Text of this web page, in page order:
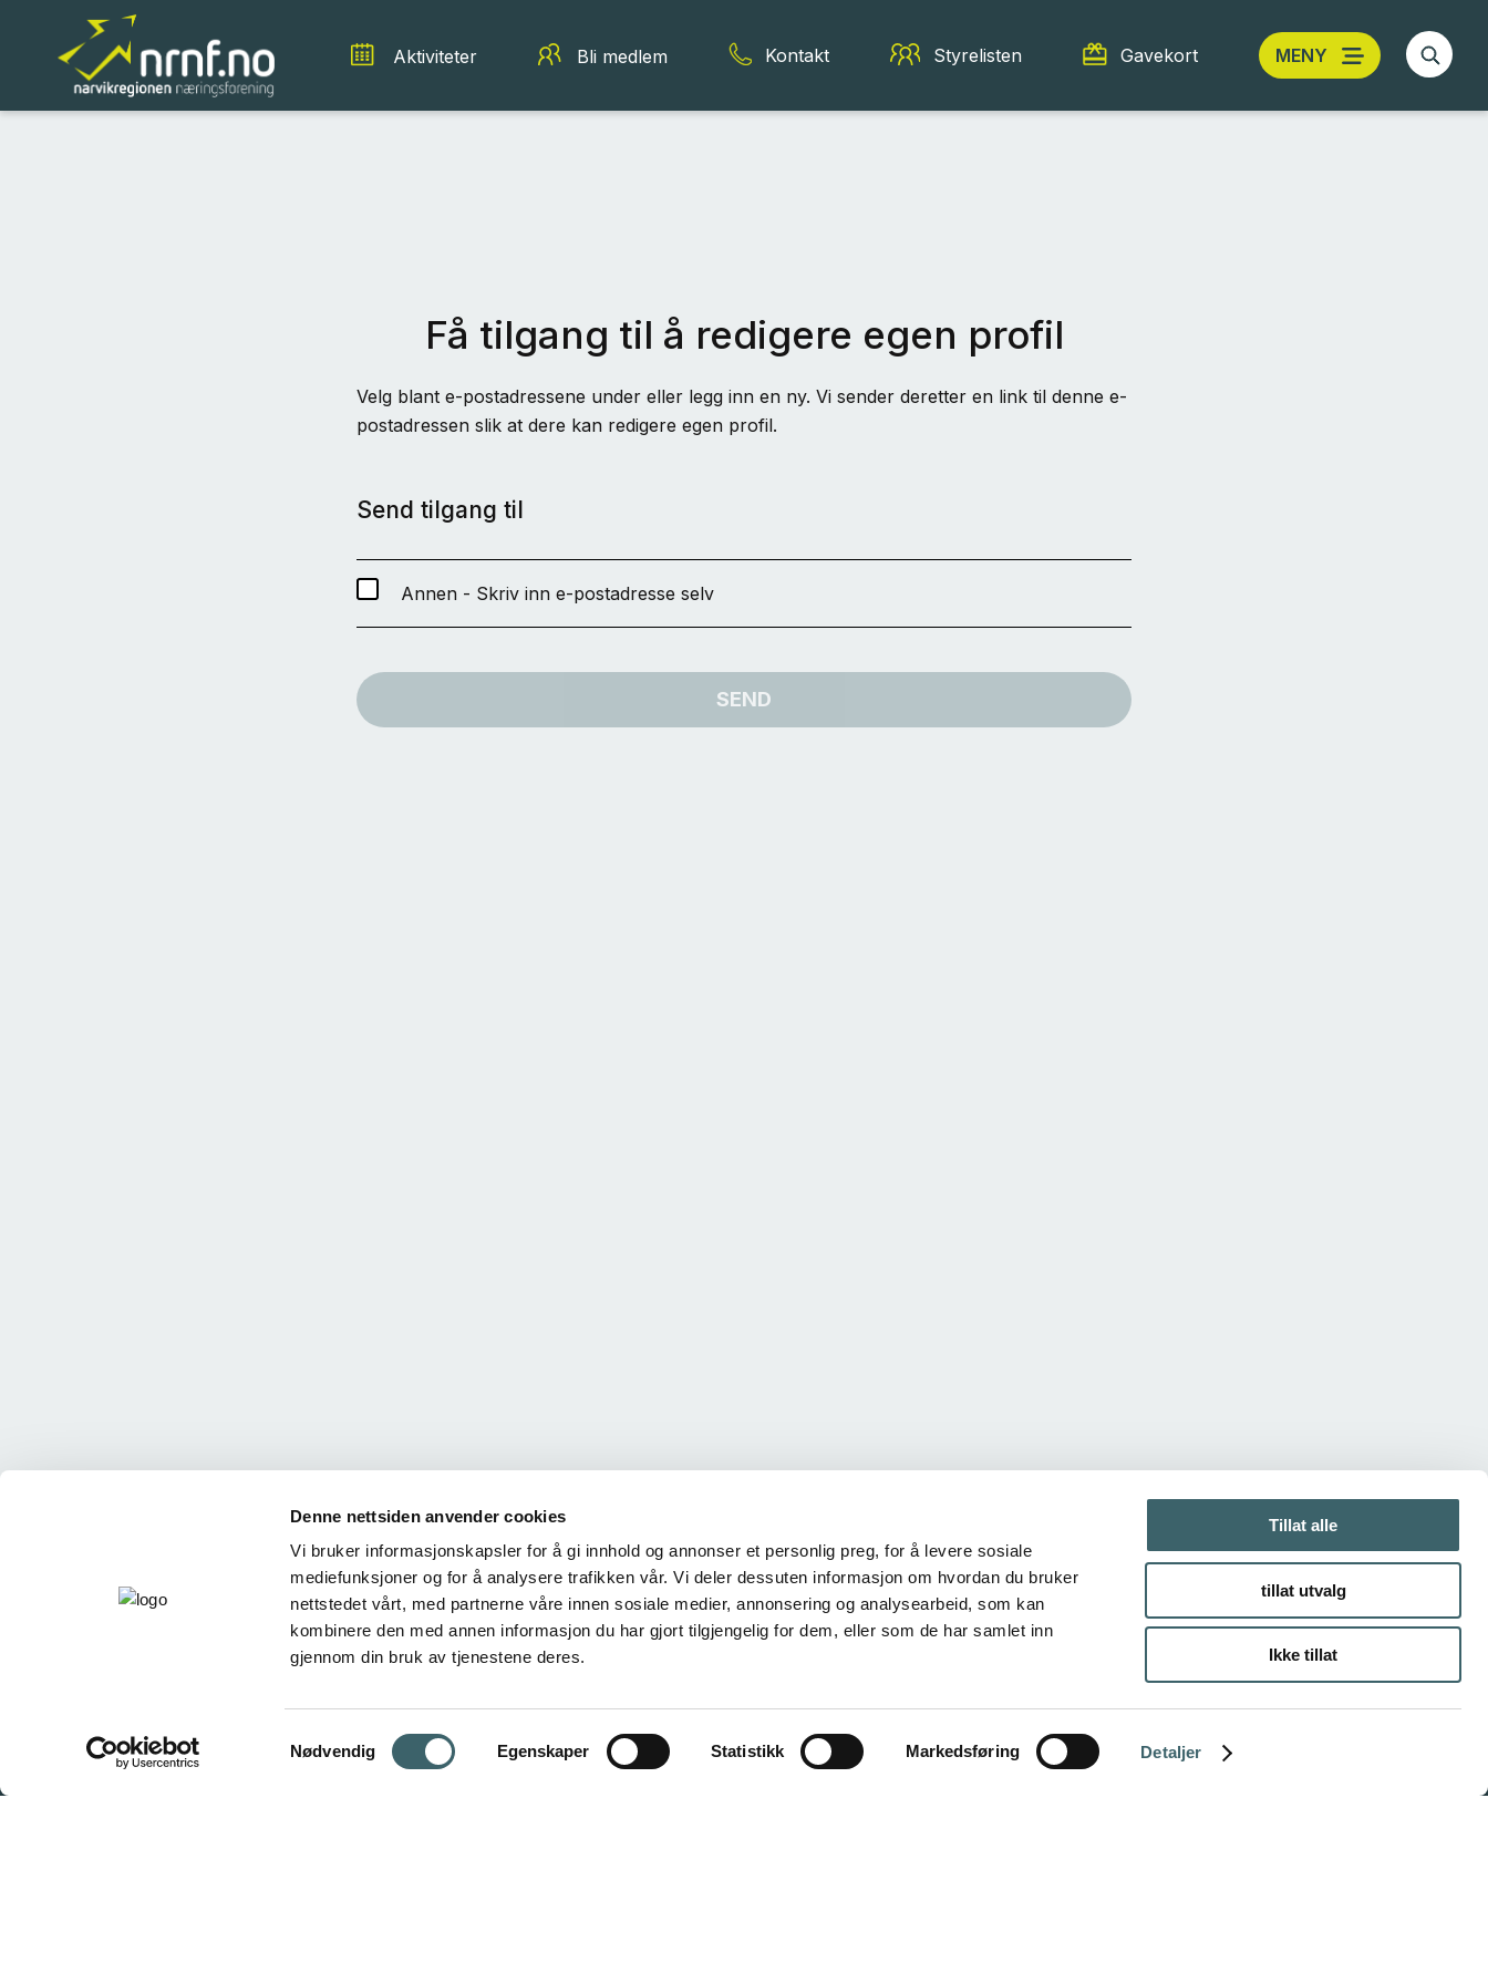
Denne nettsiden anvender cookies
Vi bruker informasjonskapsler for å gi innhold og annonser et personlig preg, for å levere sosiale
mediefunksjoner og for å analysere trafikken vår. Vi deler dessuten informasjon om hvordan du bruker
nettstedet vårt, med partnerne våre innen sosiale medier, annonsering og analysearbeid, som kan
kombinere den med annen informasjon du har gjort tilgjengelig for dem, eller som de har samlet inn
gjennom din bruk av tjenestene deres.
Samtykkevalg
Nødvendig Egenskaper Statistikk Markedsføring Detaljer
Tillat alle
tillat utvalg
Ikke tillat
Aktiviteter Bli medlem Kontakt Styrelisten Gavekort MENY
Få tilgang til å redigere egen profil
Velg blant e-postadressene under eller legg inn en ny. Vi sender deretter en link til denne e-
postadressen slik at dere kan redigere egen profil.
Send tilgang til
Annen - Skriv inn e-postadresse selv
SEND